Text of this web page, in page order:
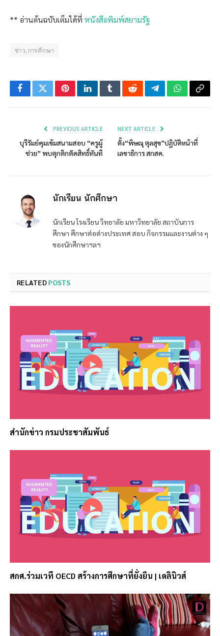
** อ่านต้นฉบับเต็มได้ที่ หนังสือพิมพ์สยามรัฐ
ข่าว,การศึกษา
FacebookTwitterPinterestLinkedInTumblrRedditTelegramWhatsApp
Copy
PREVIOUS ARTICLE
บุรีรัมย์คุมเข้มสนามสอบ “ครูผู้
ช่วย” พบตุกติกตัดสิทธิ์ทันที
NEXT ARTICLE
ตั้ง“พิษณุ ตุลสุข”ปฏิบัติหน้าที่
เลขาธิการ สกสค.
นักเรียน นักศึกษา
นักเรียน โรงเรียน วิทยาลัย มหาวิทยาลัย สถาบันการ
ศึกษา ศึกษาต่อต่างประเทศ สอบ กิจกรรมและงานต่าง ๆ
ของนักศึกษาฯลฯ
RELATED POSTS
สำนักข่าว กรมประชาสัมพันธ์
สกศ.ร่วมเวที OECD สร้างการศึกษาที่ยั่งยืน | เดลินิวส์